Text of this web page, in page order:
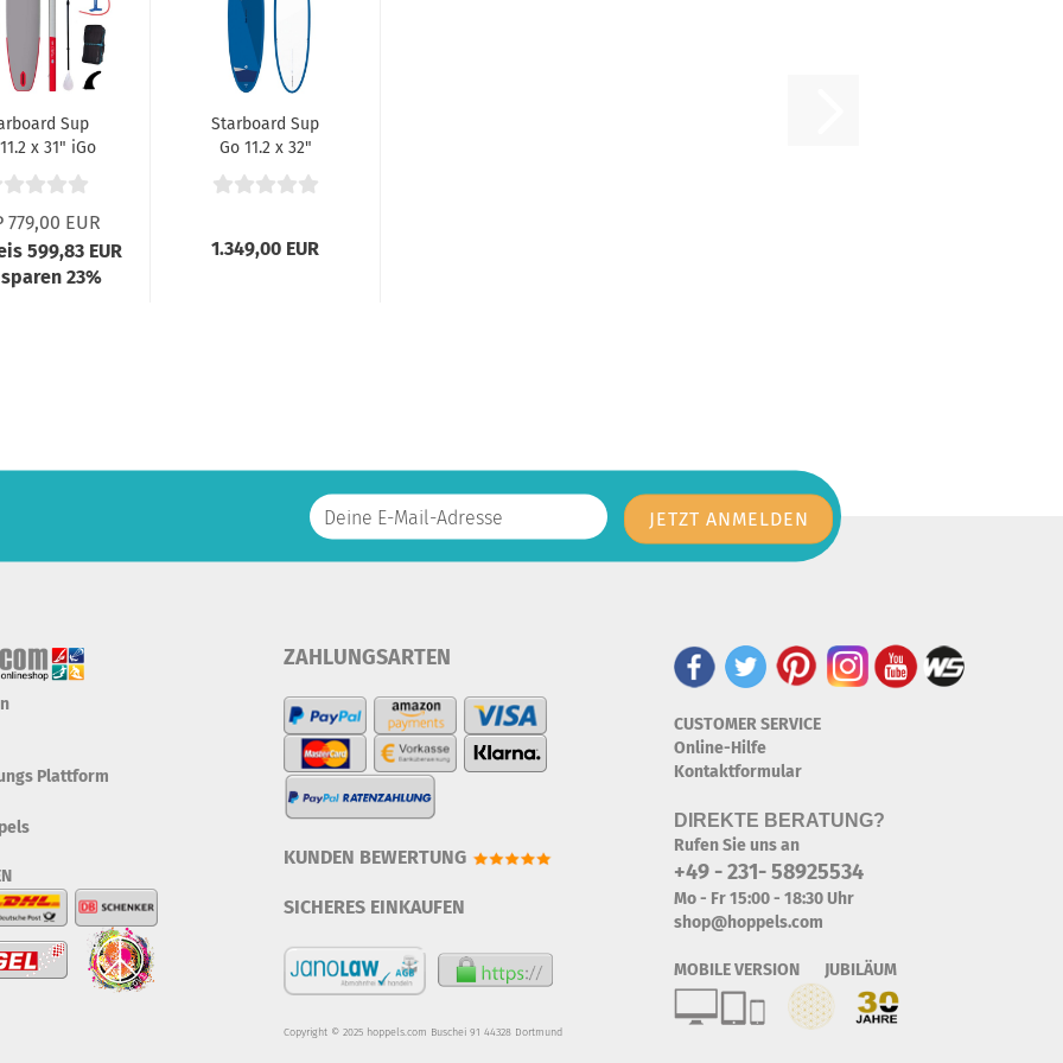
Sup
x 31" iGo
Zen SC...
779,00 EUR
599,83 EUR
23%
Starboard Sup
Go 11.2 x 32"
ASAP
1.349,00 EUR
Plattform
ZAHLUNGSARTEN
KUNDEN BEWERTUNG
SICHERES EINKAUFEN
Copyright © 2025 hoppels.com Buschei 91 44328 Dortmund
CUSTOMER SERVICE
Online-Hilfe
Kontaktformular
DIREKTE BERATUNG?
Rufen Sie uns an
+49 - 231- 58925534
Mo - Fr 15:00 - 18:30 Uhr
shop@hoppels.com
MOBILE VERSION JUBILÄUM